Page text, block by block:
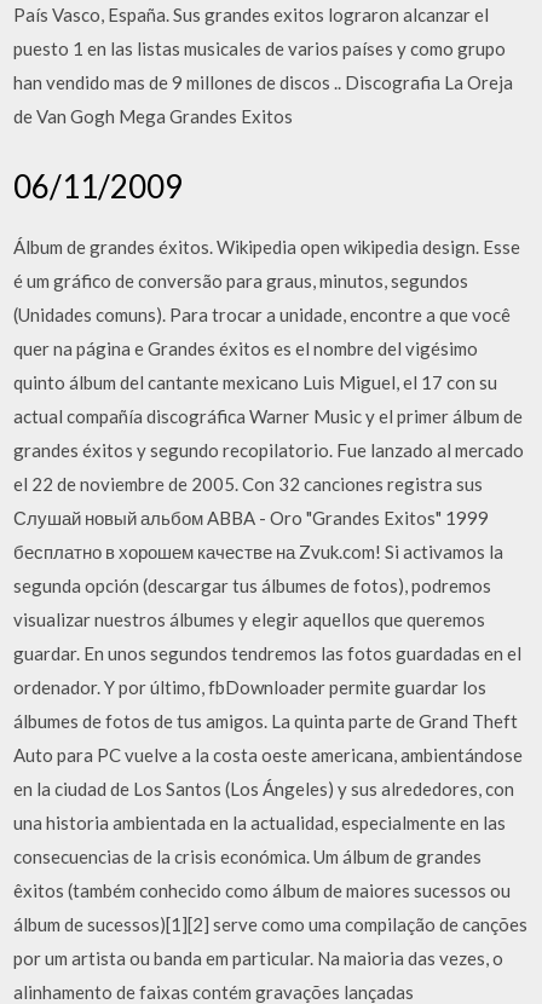
País Vasco, España. Sus grandes exitos lograron alcanzar el
puesto 1 en las listas musicales de varios países y como grupo
han vendido mas de 9 millones de discos .. Discografia La Oreja
de Van Gogh Mega Grandes Exitos
06/11/2009
Álbum de grandes éxitos. Wikipedia open wikipedia design. Esse
é um gráfico de conversão para graus, minutos, segundos
(Unidades comuns). Para trocar a unidade, encontre a que você
quer na página e Grandes éxitos es el nombre del vigésimo
quinto álbum del cantante mexicano Luis Miguel, el 17 con su
actual compañía discográfica Warner Music y el primer álbum de
grandes éxitos y segundo recopilatorio. Fue lanzado al mercado
el 22 de noviembre de 2005. Con 32 canciones registra sus
Слушай новый альбом ABBA - Oro "Grandes Exitos" 1999
бесплатно в хорошем качестве на Zvuk.com! Si activamos la
segunda opción (descargar tus álbumes de fotos), podremos
visualizar nuestros álbumes y elegir aquellos que queremos
guardar. En unos segundos tendremos las fotos guardadas en el
ordenador. Y por último, fbDownloader permite guardar los
álbumes de fotos de tus amigos. La quinta parte de Grand Theft
Auto para PC vuelve a la costa oeste americana, ambientándose
en la ciudad de Los Santos (Los Ángeles) y sus alrededores, con
una historia ambientada en la actualidad, especialmente en las
consecuencias de la crisis económica. Um álbum de grandes
êxitos (também conhecido como álbum de maiores sucessos ou
álbum de sucessos)[1][2] serve como uma compilação de canções
por um artista ou banda em particular. Na maioria das vezes, o
alinhamento de faixas contém gravações lançadas